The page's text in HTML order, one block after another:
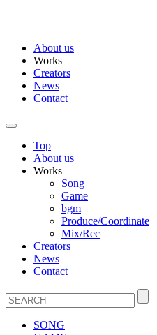
About us
Works
Creators
News
Contact
Top
About us
Works
Song
Game
bgm
Produce/Coordinate
Mix/Rec
Creators
News
Contact
SONG